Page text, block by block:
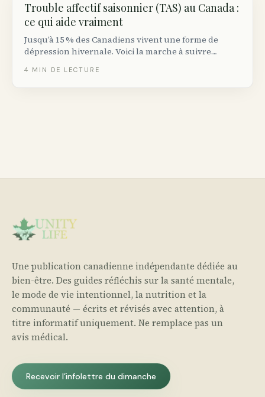
Trouble affectif saisonnier (TAS) au Canada :
ce qui aide vraiment
Jusqu’à 15 % des Canadiens vivent une forme de
dépression hivernale. Voici la marche à suivre
exercice, et quand considérer la médication.
4 MIN DE LECTURE
Une publication canadienne indépendante dédiée au
bien-être. Des guides réfléchis sur la santé mentale,
le mode de vie intentionnel, la nutrition et la
communauté — écrits et révisés avec attention, à
titre informatif uniquement. Ne remplace pas un
avis médical.
Recevoir l’infolettre du dimanche